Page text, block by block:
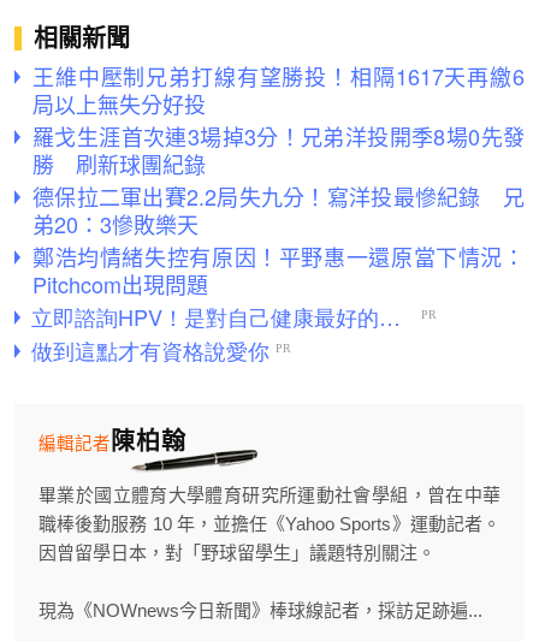
相關新聞
王維中壓制兄弟打線有望勝投！相隔1617天再繳6
局以上無失分好投
羅戈生涯首次連3場掉3分！兄弟洋投開季8場0先發
勝 刷新球團紀錄
德保拉二軍出賽2.2局失九分！寫洋投最慘紀錄 兄
弟20：3慘敗樂天
鄭浩均情緒失控有原因！平野惠一還原當下情況：
Pitchcom出現問題
陳柏翰
編輯記者
畢業於國立體育大學體育研究所運動社會學組，曾在中華
職棒後勤服務 10 年，並擔任《Yahoo Sports》運動記者。
因曾留學日本，對「野球留學生」議題特別關注。
現為《NOWnews今日新聞》棒球線記者，採訪足跡遍...